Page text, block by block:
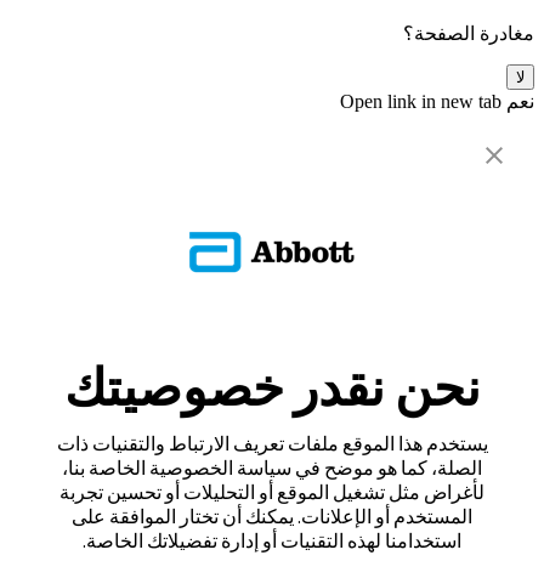
مغادرة الصفحة؟
لا
نعم Open link in new tab
نحن نقدر خصوصيتك
يستخدم هذا الموقع ملفات تعريف الارتباط والتقنيات ذات
الصلة، كما هو موضح في سياسة الخصوصية الخاصة بنا،
لأغراض مثل تشغيل الموقع أو التحليلات أو تحسين تجربة
المستخدم أو الإعلانات. يمكنك أن تختار الموافقة على
استخدامنا لهذه التقنيات أو إدارة تفضيلاتك الخاصة.